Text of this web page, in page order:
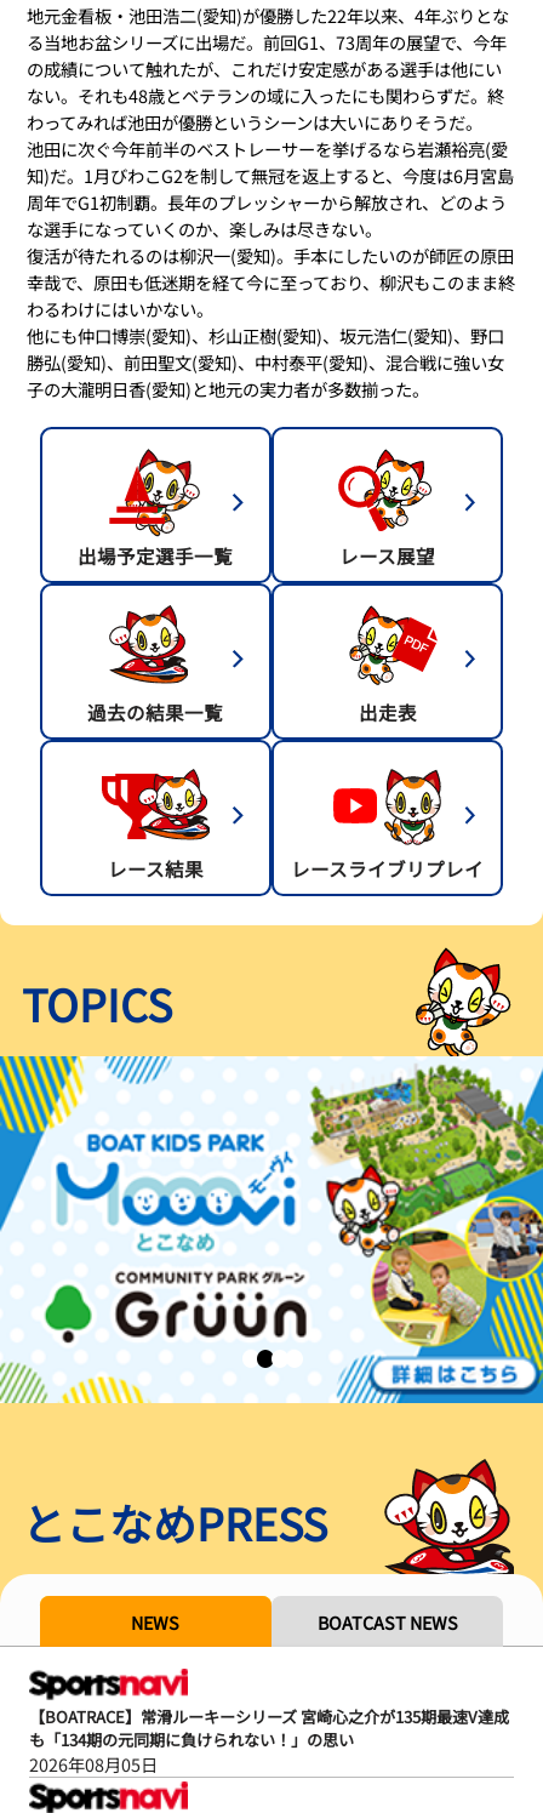
地元金看板・池田浩二(愛知)が優勝した22年以来、4年ぶりとな
る当地お盆シリーズに出場だ。前回G1、73周年の展望で、今年
の成績について触れたが、これだけ安定感がある選手は他にい
ない。それも48歳とベテランの域に入ったにも関わらずだ。終
わってみれば池田が優勝というシーンは大いにありそうだ。
池田に次ぐ今年前半のベストレーサーを挙げるなら岩瀬裕亮(愛
知)だ。1月びわこG2を制して無冠を返上すると、今度は6月宮島
周年でG1初制覇。長年のプレッシャーから解放され、どのよう
な選手になっていくのか、楽しみは尽きない。
復活が待たれるのは柳沢一(愛知)。手本にしたいのが師匠の原田
幸哉で、原田も低迷期を経て今に至っており、柳沢もこのまま終
わるわけにはいかない。
他にも仲口博崇(愛知)、杉山正樹(愛知)、坂元浩仁(愛知)、野口
勝弘(愛知)、前田聖文(愛知)、中村泰平(愛知)、混合戦に強い女
子の大瀧明日香(愛知)と地元の実力者が多数揃った。
出場予定選手一覧 レース展望
過去の結果一覧 出走表
レース結果 レースライブリプレイ
TOPICS
とこなめPRESS
NEWS BOATCAST NEWS
【BOATRACE】常滑ルーキーシリーズ 宮崎心之介が135期最速V達成
も「134期の元同期に負けられない！」の思い
2026年08月05日